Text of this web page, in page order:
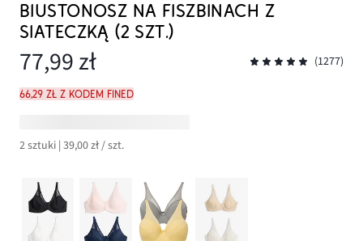
BIUSTONOSZ NA FISZBINACH Z
SIATECZKĄ (2 SZT.)
77,99 zł (1277)
66,29 zł z kodem FINED
2 sztuki | 39,00 zł / szt.